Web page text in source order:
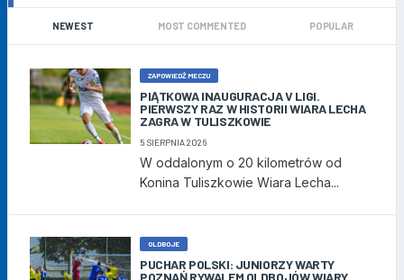
NEWEST MOST COMMENTED POPULAR
ZAPOWIEDŹ MECZU
PIĄTKOWA INAUGURACJA V LIGI.
PIERWSZY RAZ W HISTORII WIARA LECHA
ZAGRA W TULISZKOWIE
5 SIERPNIA 2026
W oddalonym o 20 kilometrów od
Konina Tuliszkowie Wiara Lecha...
OLDBOJE
PUCHAR POLSKI: JUNIORZY WARTY
POZNAŃ RYWALEM OLDBOJÓW WIARY